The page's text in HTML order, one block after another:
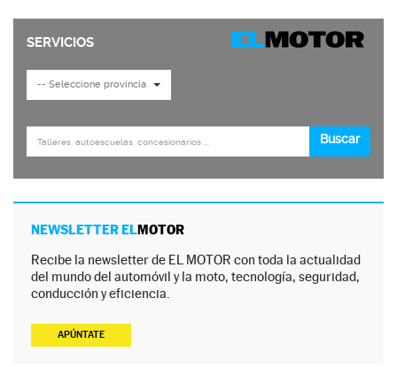
NEWSLETTER ELMOTOR
Recibe la newsletter de EL MOTOR con toda la actualidad
del mundo del automóvil y la moto, tecnología, seguridad,
conducción y eficiencia.
APÚNTATE